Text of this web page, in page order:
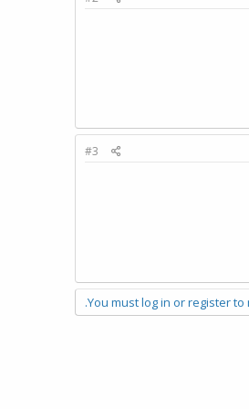
#3
You must log in or register to